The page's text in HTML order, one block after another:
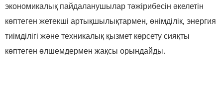
экономикалық пайдаланушылар тәжірибесін әкелетін
көптеген жетекші артықшылықтармен, өнімділік, энергия
тиімділігі және техникалық қызмет көрсету сияқты
көптеген өлшемдермен жақсы орындайды.